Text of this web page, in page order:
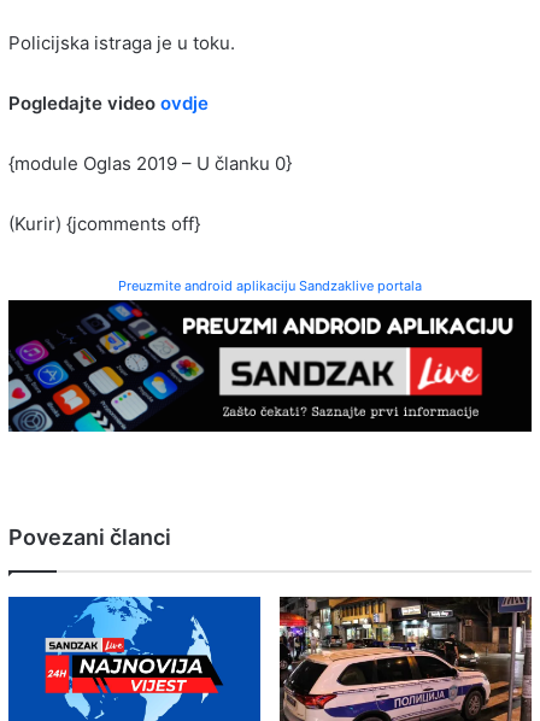
Policijska istraga je u toku.
Pogledajte video ovdje
{module Oglas 2019 – U članku 0}
(Kurir) {jcomments off}
Preuzmite android aplikaciju Sandzaklive portala
Povezani članci